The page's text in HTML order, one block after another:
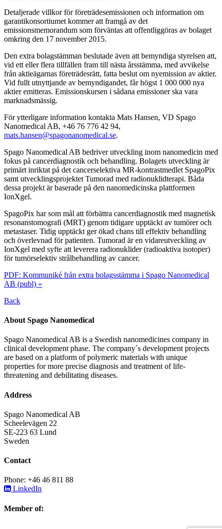
Detaljerade villkor för företrädesemissionen och information om
garantikonsortiumet kommer att framgå av det
emissionsmemorandum som förväntas att offentliggöras av bolaget
omkring den 17 november 2015.
Den extra bolagstämman beslutade även att bemyndiga styrelsen att,
vid ett eller flera tillfällen fram till nästa årsstämma, med avvikelse
från aktieägarnas företrädesrätt, fatta beslut om nyemission av aktier.
Vid fullt utnyttjande av bemyndigandet, får högst 1 000 000 nya
aktier emitteras. Emissionskursen i sådana emissioner ska vara
marknadsmässig.
För ytterligare information kontakta Mats Hansen, VD Spago
Nanomedical AB, +46 76 776 42 94,
mats.hansen@spagonanomedical.se.
Spago Nanomedical AB bedriver utveckling inom nanomedicin med
fokus på cancerdiagnostik och behandling. Bolagets utveckling är
primärt inriktat på det cancerselektiva MR-kontrastmedlet SpagoPix
samt utvecklingsprojektet Tumorad med radionuklidterapi. Båda
dessa projekt är baserade på den nanomedicinska plattformen
IonXgel.
SpagoPix har som mål att förbättra cancerdiagnostik med magnetisk
resonanstomografi (MRT) genom tidigare upptäckt av tumörer och
metastaser. Tidig upptäckt ger ökad chans till effektiv behandling
och överlevnad för patienten. Tumorad är en vidareutveckling av
IonXgel med syfte att leverera radionuklider (radioaktiva isotoper)
för tumörselektiv strålbehandling av cancer.
PDF: Kommuniké från extra bolagsstämma i Spago Nanomedical
AB (publ) »
Back
About Spago Nanomedical
Spago Nanomedical AB is a Swedish nanomedicines company in
clinical development phase. The company´s development projects
are based on a platform of polymeric materials with unique
properties for more precise diagnosis and treatment of life-
threatening and debilitating diseases.
Address
Spago Nanomedical AB
Scheelevägen 22
SE-223 63 Lund
Sweden
Contact
Phone: +46 46 811 88
LinkedIn
Member of: